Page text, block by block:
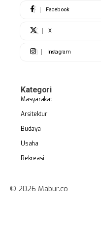
Facebook
X
Instagram
Kategori
Masyarakat
Arsitektur
Budaya
Usaha
Rekreasi
© 2026 Mabur.co